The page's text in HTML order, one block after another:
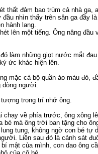
thất đảm bao trùm cả nhà ga,
đầu nhìn thấy trên sân ga đầy
hành lang.
lên một tiếng. Ông nâng
làm những giọt nước mắt
ức khác hiện lên.
mặc cả bộ quần áo màu đỏ,
dòng người.
tượng trong trí nhớ ông.
chạy về phía trước, ông xông
bé mà ông trời ban tặng cho
tung, không ngờ con bé tự
Liền sau đó là cảnh sát
mật của mình, con dao ông